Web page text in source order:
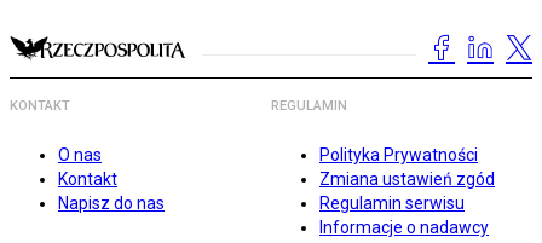
KONTAKT
O nas
Kontakt
Napisz do nas
REGULAMIN
Polityka Prywatności
Zmiana ustawień zgód
Regulamin serwisu
Informacje o nadawcy